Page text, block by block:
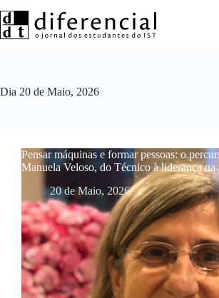
para
o
Dia 20 de Maio, 2026
Pensar máquinas e formar pessoas: o
Manuela Veloso, do Técnico à liderança na
20 de Maio, 2026